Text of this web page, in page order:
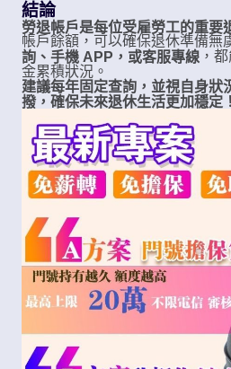
結論
勞退帳戶是每位受雇勞工的重要
帳戶餘額，可以確保退休準備無
詢、手機 APP，或客服專線 ，
金累積狀況。
建議每年固定查詢，並視自身狀
撥，確保未來退休生活更加穩定！